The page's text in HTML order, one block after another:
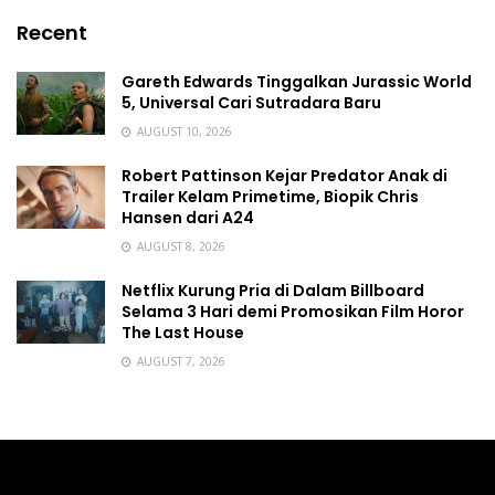
Recent
Gareth Edwards Tinggalkan Jurassic World
5, Universal Cari Sutradara Baru
AUGUST 10, 2026
Robert Pattinson Kejar Predator Anak di
Trailer Kelam Primetime, Biopik Chris
Hansen dari A24
AUGUST 8, 2026
Netflix Kurung Pria di Dalam Billboard
Selama 3 Hari demi Promosikan Film Horor
The Last House
AUGUST 7, 2026